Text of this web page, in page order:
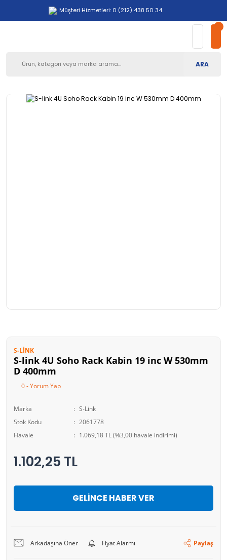
Müşteri Hizmetleri: 0 (212) 438 50 34
ARA
S-LINK
S-link 4U Soho Rack Kabin 19 inc W 530mm
D 400mm
0 - Yorum Yap
Marka
S-Link
Stok Kodu
2061778
Havale
1.069,18 TL (%3,00 havale indirimi)
1.102,25 TL
GELİNCE HABER VER
Arkadaşına Öner Fiyat Alarmı Paylaş